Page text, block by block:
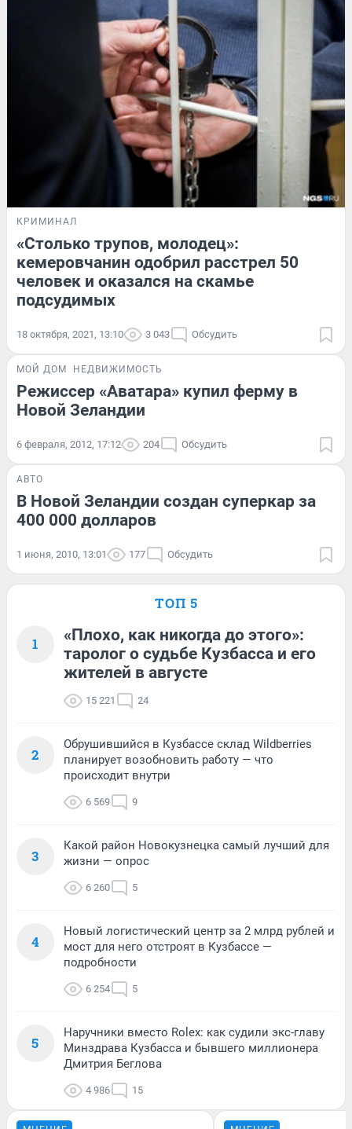
КРИМИНАЛ
«Столько трупов, молодец»:
кемеровчанин одобрил расстрел 50
человек и оказался на скамье
подсудимых
18 октября, 2021, 13:10 3 043 Обсудить
МОЙ ДОМ НЕДВИЖИМОСТЬ
Режиссер «Аватара» купил ферму в
Новой Зеландии
6 февраля, 2012, 17:12 204 Обсудить
АВТО
В Новой Зеландии создан суперкар за
400 000 долларов
1 июня, 2010, 13:01 177 Обсудить
ТОП 5
1
«Плохо, как никогда до этого»:
таролог о судьбе Кузбасса и его
жителей в августе
15 221 24
2
Обрушившийся в Кузбассе склад Wildberries
планирует возобновить работу — что
происходит внутри
6 569 9
3
Какой район Новокузнецка самый лучший для
жизни — опрос
6 260 5
4
Новый логистический центр за 2 млрд рублей и
мост для него отстроят в Кузбассе —
подробности
6 254 5
5
Наручники вместо Rolex: как судили экс-главу
Минздрава Кузбасса и бывшего миллионера
Дмитрия Беглова
4 986 15